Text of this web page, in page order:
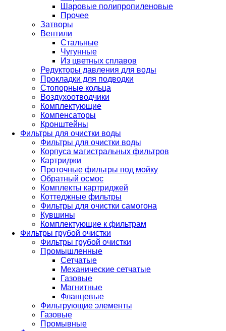
Шаровые полипропиленовые
Прочее
Затворы
Вентили
Стальные
Чугунные
Из цветных сплавов
Редукторы давления для воды
Прокладки для подводки
Стопорные кольца
Воздухоотводчики
Комплектующие
Компенсаторы
Кронштейны
Фильтры для очистки воды
Фильтры для очистки воды
Корпуса магистральных фильтров
Картриджи
Проточные фильтры под мойку
Обратный осмос
Комплекты картриджей
Коттеджные фильтры
Фильтры для очистки самогона
Кувшины
Комплектующие к фильтрам
Фильтры грубой очистки
Фильтры грубой очистки
Промышленные
Сетчатые
Механические сетчатые
Газовые
Магнитные
Фланцевые
Фильтрующие элементы
Газовые
Промывные